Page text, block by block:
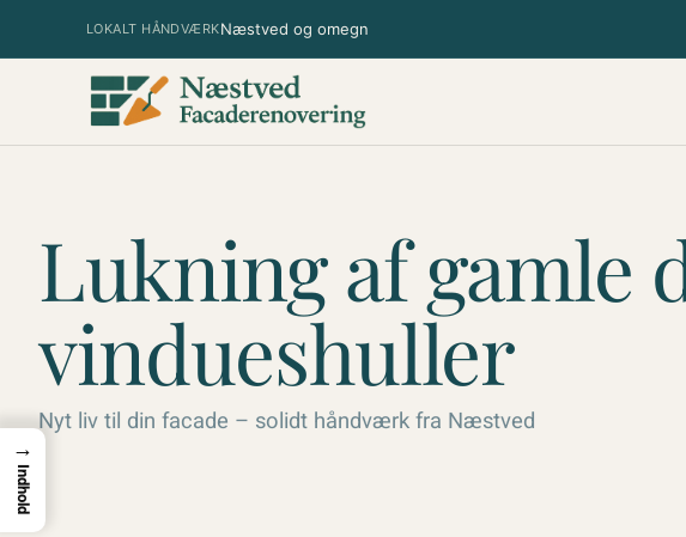
LOKALT HÅNDVÆRKNæstved og omegn
Lukning af gamle
vindueshuller
Nyt liv til din facade – solidt håndværk fra Næstved
→
Indhold